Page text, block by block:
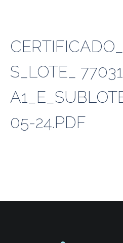
S_LOTE_
05-24.PDF